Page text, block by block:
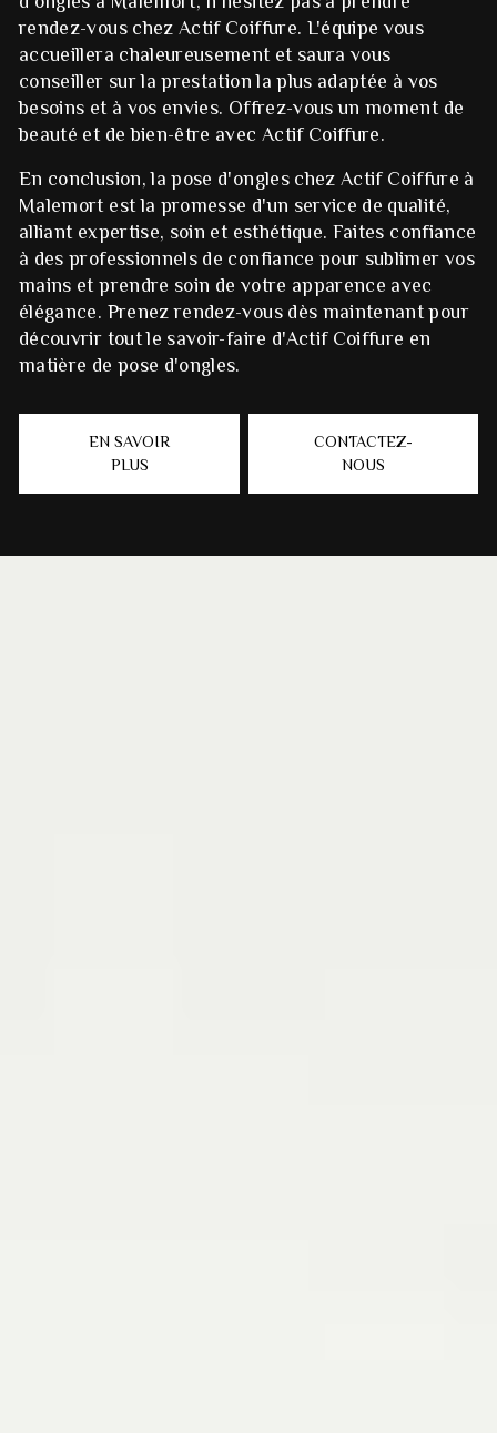
rendez-vous chez Actif Coiffure. L'équipe vous
accueillera chaleureusement et saura vous
conseiller sur la prestation la plus adaptée à vos
besoins et à vos envies. Offrez-vous un moment de
beauté et de bien-être avec Actif Coiffure.
En conclusion, la pose d'ongles chez Actif Coiffure à
Malemort est la promesse d'un service de qualité,
alliant expertise, soin et esthétique. Faites confiance
à des professionnels de confiance pour sublimer vos
mains et prendre soin de votre apparence avec
élégance. Prenez rendez-vous dès maintenant pour
découvrir tout le savoir-faire d'Actif Coiffure en
matière de pose d'ongles.
EN SAVOIR
PLUS
CONTACTEZ-
NOUS